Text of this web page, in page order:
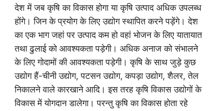
देश में जब कृषि का विकास होगा या कृषि उत्पाद अधिक उपलब्ध
होंगे। जिन के प्रयोग के लिए उद्योग स्थापित करने पड़ेंगे। देश
का एक भाग जहां पर उत्पाद कम हो वहां भोजन के लिए यातायात
तथा ढुलाई को आवश्यकता पड़ेगी। अधिक अनाज को संभालने
के लिए गोदामों की आवश्यकता पड़ेगी। कृषि के साथ जुड़े कुछ
उद्योग हैं-चीनी उद्योग, पटसन उद्योग, कपड़ा उद्योग, शैलर, तेल
निकालने वाले कारखाने आदि। इस तरह कृषि विकास उद्योगों के
विकास में योगदान डालेगा। परन्तु कृषि का विकास होता रहे